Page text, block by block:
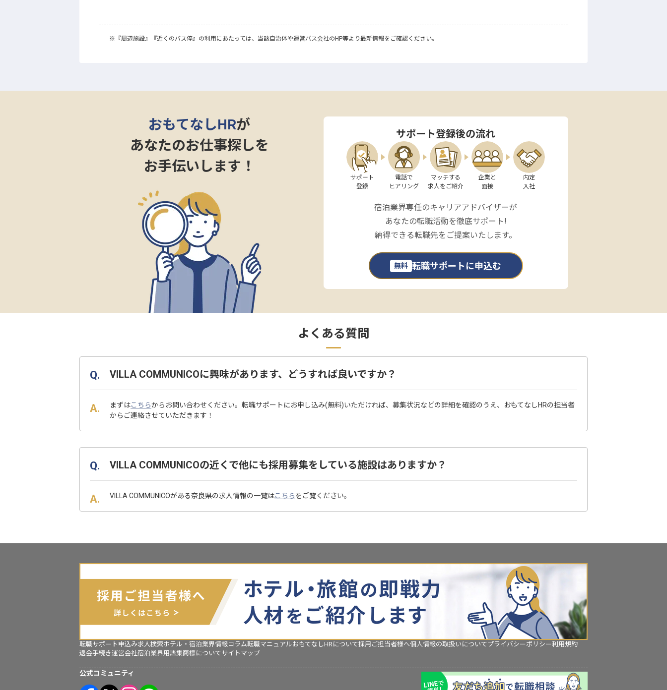
※ 『周辺施設』 『近くのバス停』 の利用にあたっては、当該自治体や運営バス会社のHP等より最新情報をご確認ください。
おもてなしHRが
あなたのお仕事探しを
お手伝いします！
サポート登録後の流れ
サポート
登録
電話で
ヒアリング
マッチする
求人をご紹介
企業と
面接
内定
入社
宿泊業界専任のキャリアアドバイザーが
あなたの転職活動を徹底サポート!
納得できる転職先をご提案いたします。
無料 転職サポートに申込む
よくある質問
VILLA COMMUNICOに興味があります、どうすれば良いですか？
まずはこちらからお問い合わせください。転職サポートにお申し込み(無料)いただければ、募集状況などの詳細を確認のうえ、おもてなしHRの担当者
からご連絡させていただきます！
VILLA COMMUNICOの近くで他にも採用募集をしている施設はありますか？
VILLA COMMUNICOがある奈良県の求人情報の一覧はこちらをご覧ください。
転職サポート申込み求人検索ホテル・宿泊業界情報コラム転職マニュアルおもてなしHRについて採用ご担当者様へ個人情報の取扱いについてプライバシーポリシー利用規約
退会手続き運営会社宿泊業界用語集商標についてサイトマップ
公式コミュニティ